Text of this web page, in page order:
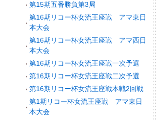
第15期五番勝負第3局
第16期リコー杯女流王座戦 アマ東日
本大会
第16期リコー杯女流王座戦 アマ西日
本大会
第16期リコー杯女流王座戦一次予選
第16期リコー杯女流王座戦二次予選
第16期リコー杯女流王座戦本戦2回戦
第1期リコー杯女流王座戦 アマ東日
本大会